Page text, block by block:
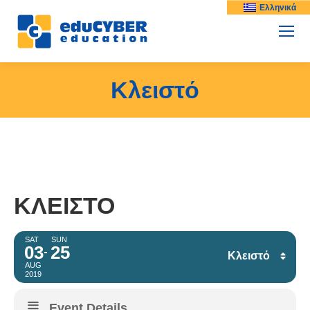
Κλειστό
ΚΛΕΙΣΤΌ
2019
SAT
03
AUG
SUN
25 Κλειστό
Ελληνικά